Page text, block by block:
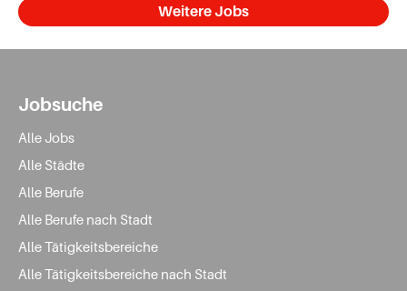
Weitere Jobs
Jobsuche
Alle Jobs
Alle Städte
Alle Berufe
Alle Berufe nach Stadt
Alle Tätigkeitsbereiche
Alle Tätigkeitsbereiche nach Stadt